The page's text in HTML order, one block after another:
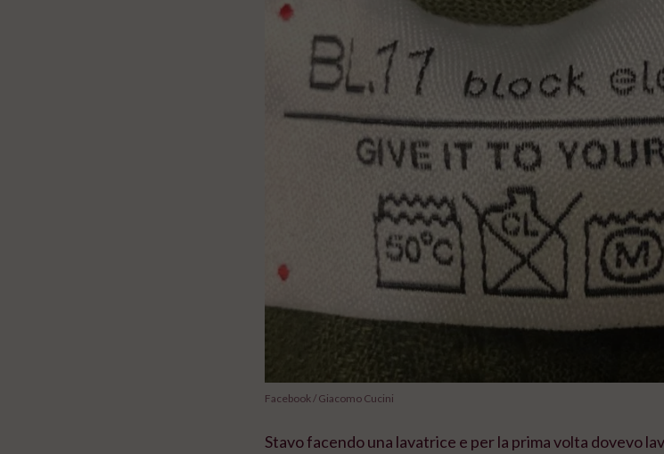
Facebook / Giacomo Cucini
Stavo facendo una lavatrice e per la prima volta dovevo